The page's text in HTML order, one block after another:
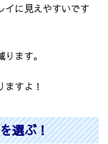
イに見えやすいです
ます。
すよ！
選ぶ！